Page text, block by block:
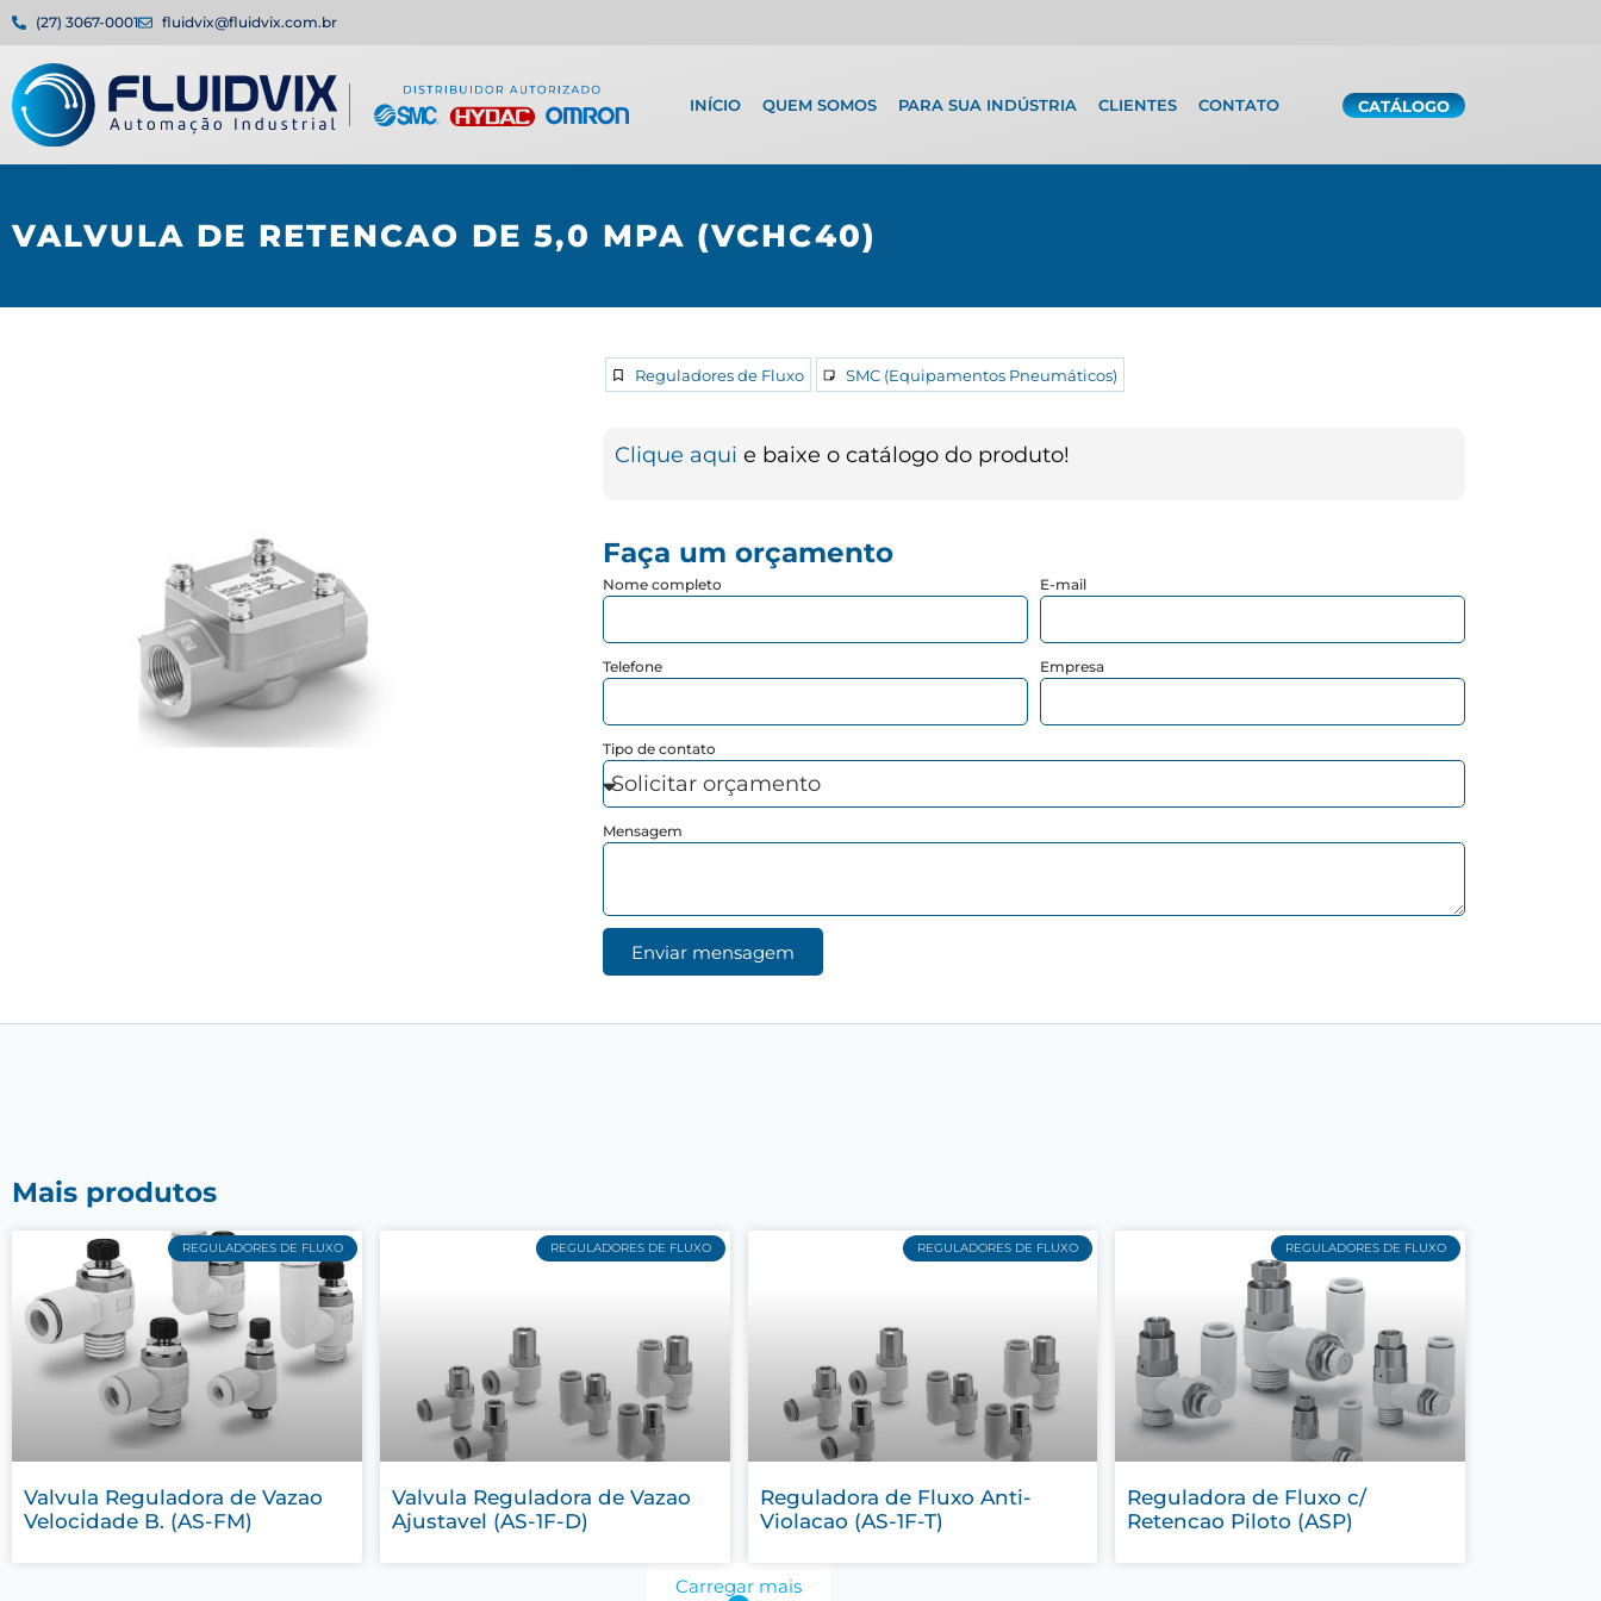
(27) 3067-0001 fluidvix@fluidvix.com.br
INÍCIO QUEM SOMOS PARA SUA INDÚSTRIA CLIENTES CONTATO CATÁLOGO
VALVULA DE RETENCAO DE 5,0 MPA (VCHC40)
Reguladores de Fluxo SMC (Equipamentos Pneumáticos)
Clique aqui e baixe o catálogo do produto!
Faça um orçamento
Nome completo E-mail
Telefone Empresa
Tipo de contato
Mensagem
Enviar mensagem
Mais produtos
REGULADORES DE FLUXO
Valvula Reguladora de Vazao
Velocidade B. (AS-FM)
REGULADORES DE FLUXO
Valvula Reguladora de Vazao
Ajustavel (AS-1F-D)
REGULADORES DE FLUXO
Reguladora de Fluxo Anti-
Violacao (AS-1F-T)
REGULADORES DE FLUXO
Reguladora de Fluxo c/
Retencao Piloto (ASP)
Carregar mais